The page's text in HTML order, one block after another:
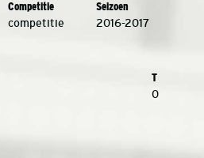
Competitie Seizoen
competitie 2016-2017
T
0